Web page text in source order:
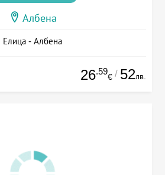
Албена
Елица - Албена
26.59
€ / 52лв.